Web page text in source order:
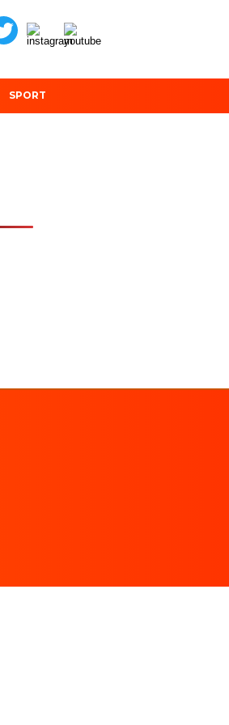
SPORT